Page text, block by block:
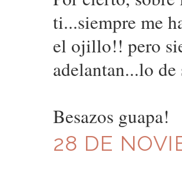
ti...siempre me
el ojillo!! pero
adelantan...lo de
Besazos guapa!
28 DE